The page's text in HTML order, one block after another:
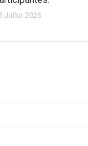
Julho 2026